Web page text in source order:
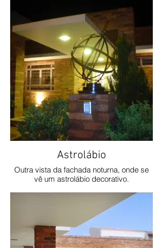
Astrolábio
Outra vista da fachada noturna, onde se
vê um astrolábio decorativo.